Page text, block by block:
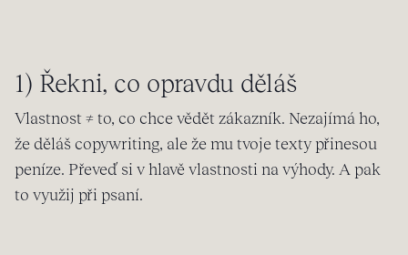
1) Řekni, co opravdu děláš
Vlastnost ≠ to, co chce vědět zákazník. Nezajímá ho,
že děláš copywriting, ale že mu tvoje texty přinesou
peníze. Převeď si v hlavě vlastnosti na výhody. A pak
to využij při psaní.